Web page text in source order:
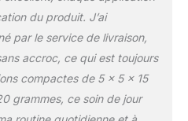
du produit. J’ai
par le service de livraison,
accroc, ce qui est toujours
compactes de 5 x 5 x 15
grammes, ce soin de jour